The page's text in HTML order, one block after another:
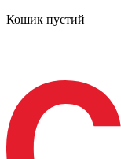
Кошик пустий